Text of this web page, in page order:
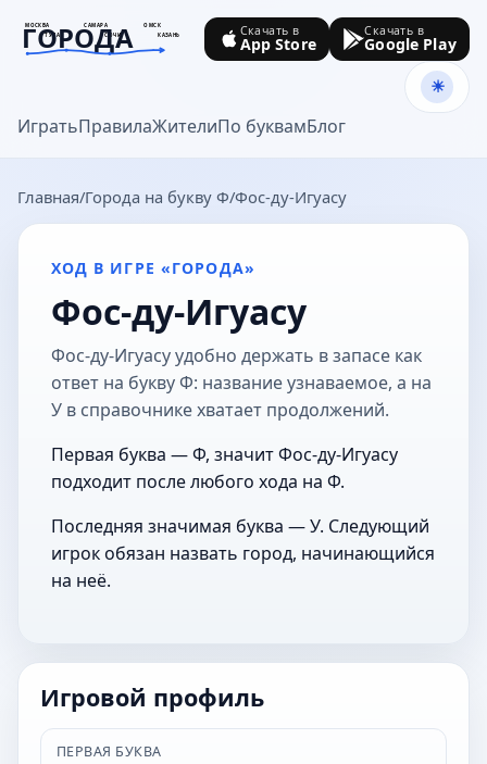
МОСКВА САМАРА
ОМСК
ТУЛА
СОЧИ КАЗАНЬ
ГОРОДА
goroda-na.ru
ИгратьПравилаЖителиПо буквамБлог
Скачать в
App Store
Скачать в
Google Play
Главная Города на букву Ф Фос-ду-Игуасу
ХОД В ИГРЕ «ГОРОДА»
Фос-ду-Игуасу
Фос-ду-Игуасу удобно держать в запасе как
ответ на букву Ф: название узнаваемое, а на
У в справочнике хватает продолжений.
Первая буква — Ф, значит Фос-ду-Игуасу
подходит после любого хода на Ф.
Последняя значимая буква — У. Следующий
игрок обязан назвать город, начинающийся
на неё.
Игровой профиль
ПЕРВАЯ БУКВА